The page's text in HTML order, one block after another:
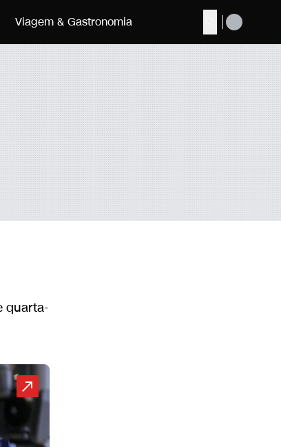
Buscar
Viagem & Gastronomia
quarta-